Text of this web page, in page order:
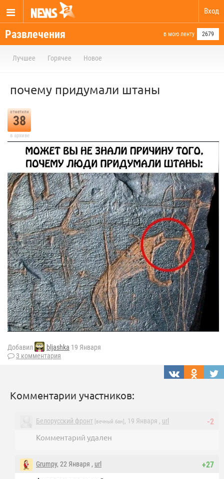
Вход
Развлечения в мою ленту 2679
Лучшее Горячее Новое
почему придумали штаны
отметили
38
в архиве
Добавил bljashka 19 Января
3 комментария
Комментарии участников:
-2
Белорусский фронт [вечный бан] , 19 Января , url
Комментарий удален
+27
Grumpy, 22 Января , url